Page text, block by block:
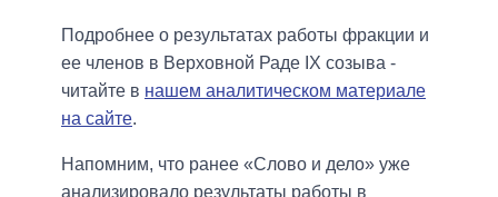
Подробнее о результатах работы фракции и
ее членов в Верховной Раде ІХ созыва -
читайте в нашем аналитическом материале
на сайте.
Напомним, что ранее «Слово и дело» уже
анализировало результаты работы в